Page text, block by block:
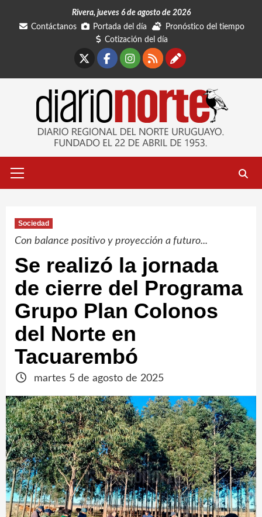
Rivera, jueves 6 de agosto de 2026
Contáctanos
Portada del día
Pronóstico del tiempo
Cotización del día
Facebook
Instagram
RSSContáctanos
primario
Sociedad
Con balance positivo y proyección a futuro...
Se realizó la jornada
de cierre del Programa
Grupo Plan Colonos
del Norte en
Tacuarembó
martes 5 de agosto de 2025